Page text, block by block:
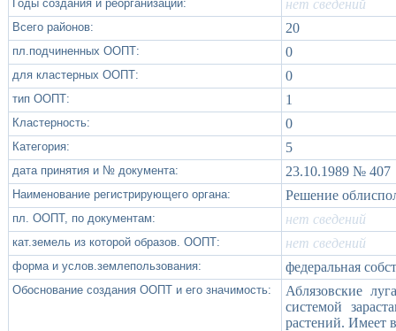
Годы создания и реорганизации: нет сведений
Всего районов: 20
пл.подчиненных ООПТ: 0
для кластерных ООПТ: 0
тип ООПТ: 1
Кластерность: 0
Категория: 5
дата принятия и № документа: 23.10.1989 № 407
Наименование регистрирующего органа: Решение
пл. ООПТ, по документам: нет сведений
кат.земель из которой образов. ООПТ: нет сведений
форма и услов.землепользования: федеральная
Обоснование создания ООПТ и его значимость:
Аблязовские
системой
растений. Имеет